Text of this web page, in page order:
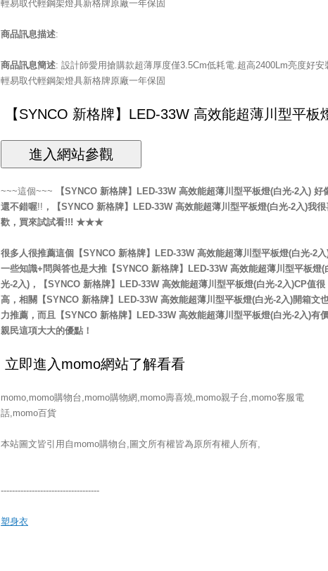
輕易取代輕鋼架燈具新格牌原廠一年保固
商品訊息描述:
商品訊息簡述: 設計師愛用搶購款超薄厚度僅3.5Cm低耗電.超高2400Lm亮度好安
輕易取代輕鋼架燈具新格牌原廠一年保固
~~~這個~~~ 【SYNCO 新格牌】LED-33W 高效能超薄川型平板燈(白光-2入) 好
還不錯喔!! ， 【SYNCO 新格牌】LED-33W 高效能超薄川型平板燈(白光-2入)我很
歡，買來試試看!!! ★★★
很多人很推薦這個【SYNCO 新格牌】LED-33W 高效能超薄川型平板燈(白光-2
一些知識+問與答也是大推【SYNCO 新格牌】LED-33W 高效能超薄川型平板燈(
光-2入)，【SYNCO 新格牌】LED-33W 高效能超薄川型平板燈(白光-2入)CP值很
高，相關【SYNCO 新格牌】LED-33W 高效能超薄川型平板燈(白光-2入)開箱文
力推薦，而且【SYNCO 新格牌】LED-33W 高效能超薄川型平板燈(白光-2入)有
親民這項大大的優點！
momo,momo購物台,momo購物網,momo壽喜燒,momo親子台,momo客服電
話,momo百貨
本站圖文皆引用自momo購物台,圖文所有權皆為原所有權人所有,
-----------------------------------
塑身衣